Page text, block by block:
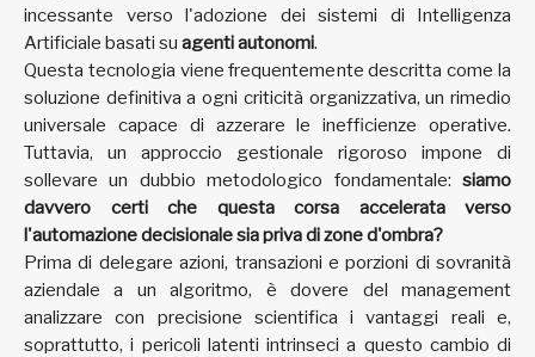
incessante verso l'adozione dei sistemi di Intelligenza
Artificiale basati su agenti autonomi.
Questa tecnologia viene frequentemente descritta come la
soluzione definitiva a ogni criticità organizzativa, un rimedio
universale capace di azzerare le inefficienze operative.
Tuttavia, un approccio gestionale rigoroso impone di
sollevare un dubbio metodologico fondamentale: siamo
davvero certi che questa corsa accelerata verso
l'automazione decisionale sia priva di zone d'ombra?
Prima di delegare azioni, transazioni e porzioni di sovranità
aziendale a un algoritmo, è dovere del management
analizzare con precisione scientifica i vantaggi reali e,
soprattutto, i pericoli latenti intrinseci a questo cambio di